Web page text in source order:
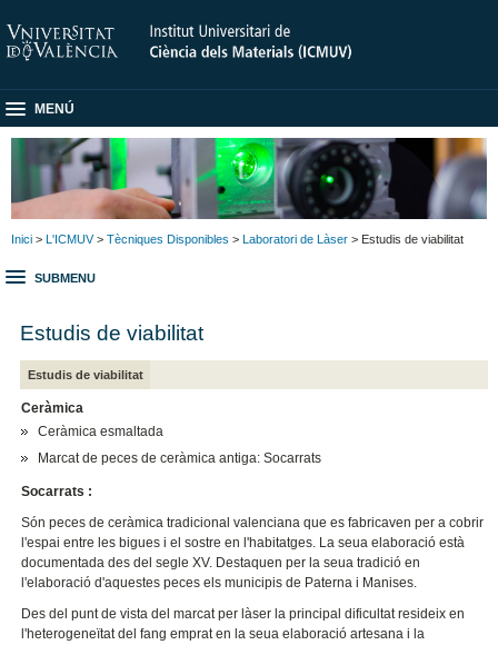
MENÚ
Inici > L'ICMUV> Tècniques Disponibles > Laboratori de Làser > Estudis de viabilitat
SUBMENU
Estudis de viabilitat
Estudis de viabilitat
Ceràmica
Ceràmica esmaltada
Marcat de peces de ceràmica antiga: Socarrats
Socarrats :
Són peces de ceràmica tradicional valenciana que es fabricaven per a cobrir
l'espai entre les bigues i el sostre en l'habitatges. La seua elaboració està
documentada des del segle XV. Destaquen per la seua tradició en
l'elaboració d'aquestes peces els municipis de Paterna i Manises.
Des del punt de vista del marcat per làser la principal dificultat resideix en
l'heterogeneïtat del fang emprat en la seua elaboració artesana i la